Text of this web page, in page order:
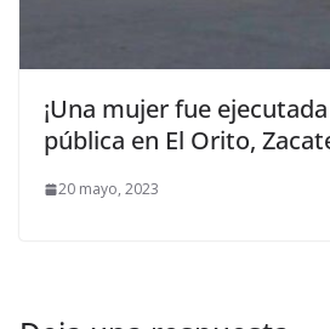
¡Una mujer fue
pública en El Orito,
20 mayo, 2023